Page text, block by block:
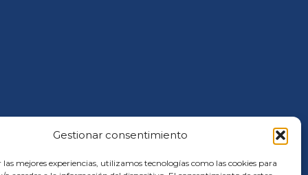
Gestionar consentimiento
las mejores experiencias, utilizamos tecnologías como las cookies para